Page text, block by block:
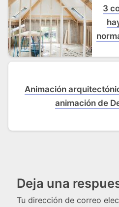
3
Animación
animación de
Deja una
Tu dirección de correo